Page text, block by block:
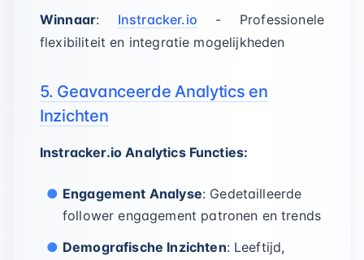
Winnaar: Instracker.io - Professionele
flexibiliteit en integratie mogelijkheden
5. Geavanceerde Analytics en
Inzichten
Instracker.io Analytics Functies:
Engagement Analyse: Gedetailleerde
follower engagement patronen en trends
Demografische Inzichten: Leeftijd,